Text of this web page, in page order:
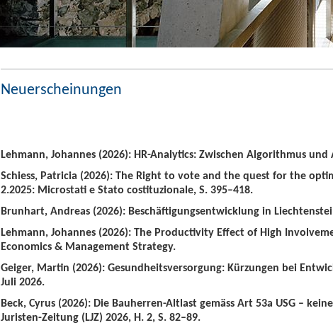
Neuerscheinungen
Lehmann, Johannes (2026): HR-Analytics: Zwischen Algorithmus
Schiess, Patricia (2026): The Right to vote and the quest for the
2.2025: Microstati e Stato costituzionale, S. 395–418.
Brunhart, Andreas (2026): Beschäftigungsentwicklung in
Lehmann, Johannes (2026): The Productivity Effect of High
Economics & Management Strategy.
Geiger, Martin (2026): Gesundheitsversorgung: Kürzungen bei
Juli 2026.
Beck, Cyrus (2026): Die Bauherren-Altlast gemäss Art 53a USG –
Juristen-Zeitung (LJZ) 2026, H. 2, S. 82–89.